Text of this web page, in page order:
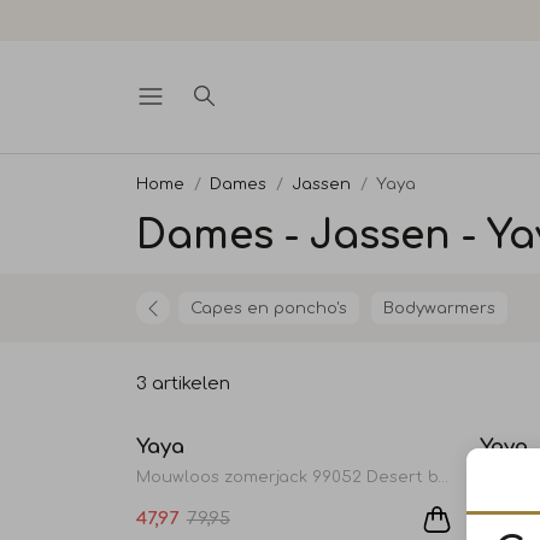
Home Dames Jassen Yaya
Dames - Jassen -
Bodywarmers
Capes en poncho's
3 artikelen
Yaya
Mouwloos zomerjack 99052 Desert beige
47,97 79,95
Yaya
109,95